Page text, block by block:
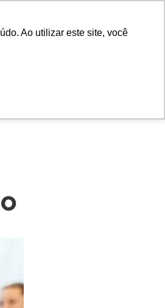
Ao utilizar este site, você